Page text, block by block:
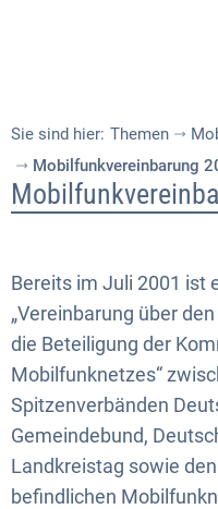
Sie sind hier: Themen
Mobilfunkvereinbarung
Bereits im Juli 2001 ist
„Vereinbarung über
die Beteiligung der
Mobilfunknetzes“
Spitzenverbänden
Gemeindebund,
Landkreistag sowie
befindlichen